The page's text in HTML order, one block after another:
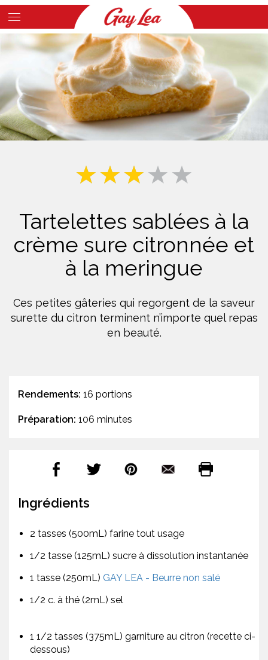
Skip
to
main
content
Main
Content
Tartelettes sablées à la
crème sure citronnée et
à la meringue
Ces petites gâteries qui regorgent de la saveur
surette du citron terminent n’importe quel repas
en beauté.
Rendements: 16 portions
Préparation: 106 minutes
Ingrédients
2 tasses (500mL) farine tout usage
1/2 tasse (125mL) sucre à dissolution instantanée
1 tasse (250mL) GAY LEA - Beurre non salé
1/2 c. à thé (2mL) sel
1 1/2 tasses (375mL) garniture au citron (recette ci-
dessous)